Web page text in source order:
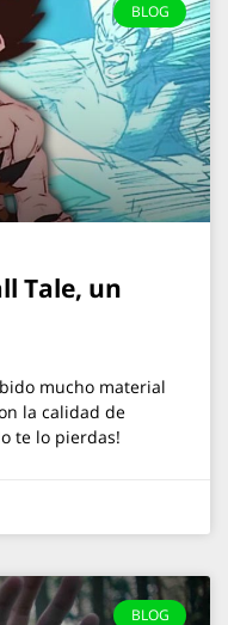
BLOG
Tale, un
mucho material
la calidad de
te lo pierdas!
BLOG